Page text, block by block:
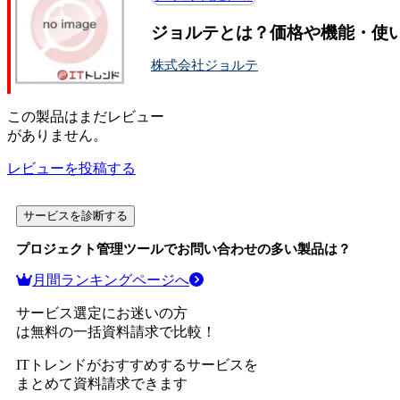
ジョルテとは？価格や機能・使
株式会社ジョルテ
この製品はまだレビュー
がありません。
レビューを投稿する
サービスを診断する
プロジェクト管理ツールでお問い合わせの多い製品は？
月間ランキングページへ
サービス選定にお迷いの方
は無料の一括資料請求で比較！
ITトレンドがおすすめするサービスを
まとめて資料請求できます